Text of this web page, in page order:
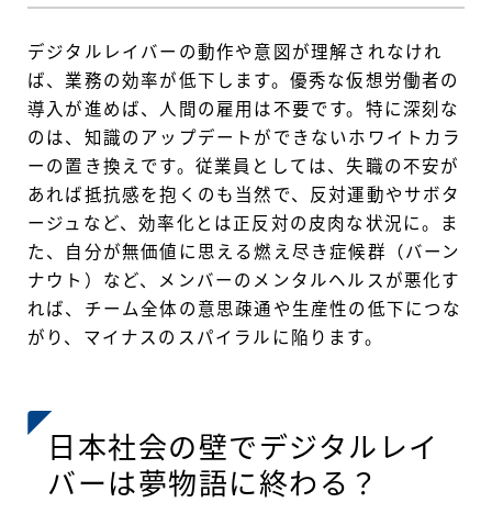
デジタルレイバーの動作や意図が理解されなけれ
ば、業務の効率が低下します。優秀な仮想労働者の
導入が進めば、人間の雇用は不要です。特に深刻な
のは、知識のアップデートができないホワイトカラ
ーの置き換えです。従業員としては、失職の不安が
あれば抵抗感を抱くのも当然で、反対運動やサボタ
ージュなど、効率化とは正反対の皮肉な状況に。ま
た、自分が無価値に思える燃え尽き症候群（バーン
ナウト）など、メンバーのメンタルヘルスが悪化す
れば、チーム全体の意思疎通や生産性の低下につな
がり、マイナスのスパイラルに陥ります。
日本社会の壁でデジタルレイ
バーは夢物語に終わる？